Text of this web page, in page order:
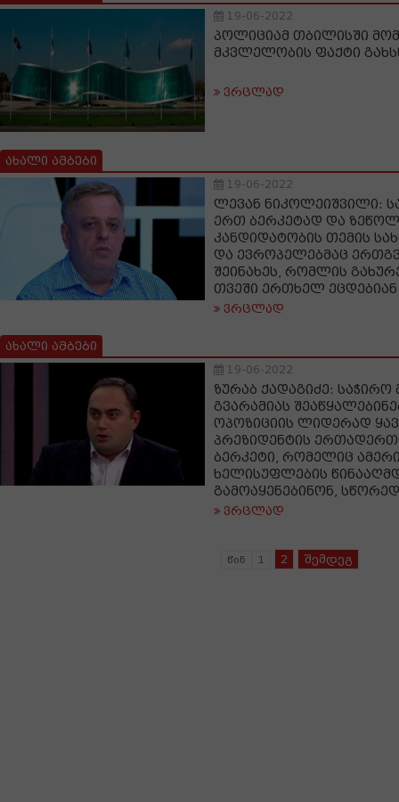
19-06-2022
პოლიციამ თბილისში
მკვლელობის ფაქტი
ვრცლად
ახალი ამბები
19-06-2022
ლევან ნიკოლეიშვილი:
ერთ ბერკეტად და
კანდიდატობის თემის
და ევროპელებმაც
შეინახეს, რომლის
თვეში ერთხელ ეცდებიან
ვრცლად
ახალი ამბები
19-06-2022
ზურაბ ქადაგიძე: საჭირო
გვარამიას
ოპოზიციის ლიდერად
პრეზიდენტის
ბერკეტი, რომელიც
ხელისუფლების
გამოაყენებინონ,
ვრცლად
წინ 1 2 შემდეგ